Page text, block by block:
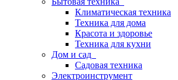
Климатическая техника
Техника для дома
Красота и здоровье
Техника для кухни
Дом и сад
Садовая техника
Электроинструмент